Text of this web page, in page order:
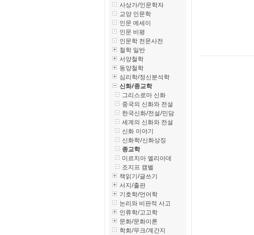
사상가/인문학자
교양 인문학
인문 에세이
인문 비평
인문학 전문사전
철학 일반
서양철학
동양철학
심리학/정신분석학
신화/종교학
그리스로마 신화
중국의 신화와 전설
한국신화/전설/민담
세계의 신화와 전설
신화 이야기
신화학/신화상징
종교학
미르치아 엘리아데
조지프 캠벨
책읽기/글쓰기
서지/출판
기호학/언어학
논리와 비판적 사고
인류학/고고학
문화/문화이론
학회/무크/계간지